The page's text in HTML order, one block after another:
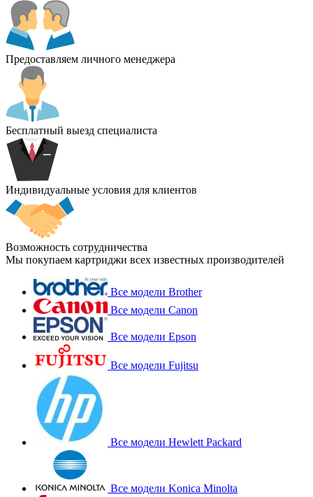
Предоставляем личного менеджера
Бесплатный выезд специалиста
Индивидуальные условия для клиентов
Возможность сотрудничества
Мы покупаем картриджи всех известных производителей
Все модели Brother
Все модели Canon
Все модели Epson
Все модели Fujitsu
Все модели Hewlett Packard
Все модели Konica Minolta